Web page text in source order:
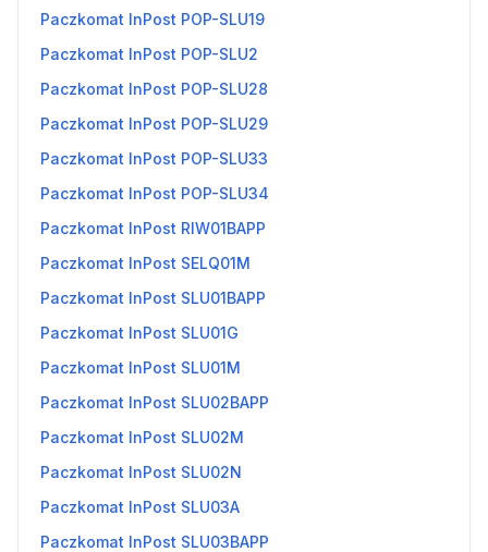
Paczkomat InPost POP-SLU19
Paczkomat InPost POP-SLU2
Paczkomat InPost POP-SLU28
Paczkomat InPost POP-SLU29
Paczkomat InPost POP-SLU33
Paczkomat InPost POP-SLU34
Paczkomat InPost RIW01BAPP
Paczkomat InPost SELQ01M
Paczkomat InPost SLU01BAPP
Paczkomat InPost SLU01G
Paczkomat InPost SLU01M
Paczkomat InPost SLU02BAPP
Paczkomat InPost SLU02M
Paczkomat InPost SLU02N
Paczkomat InPost SLU03A
Paczkomat InPost SLU03BAPP